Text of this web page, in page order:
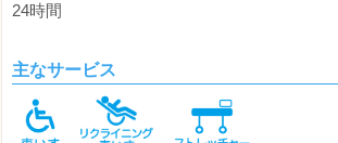
24時間
主なサービス